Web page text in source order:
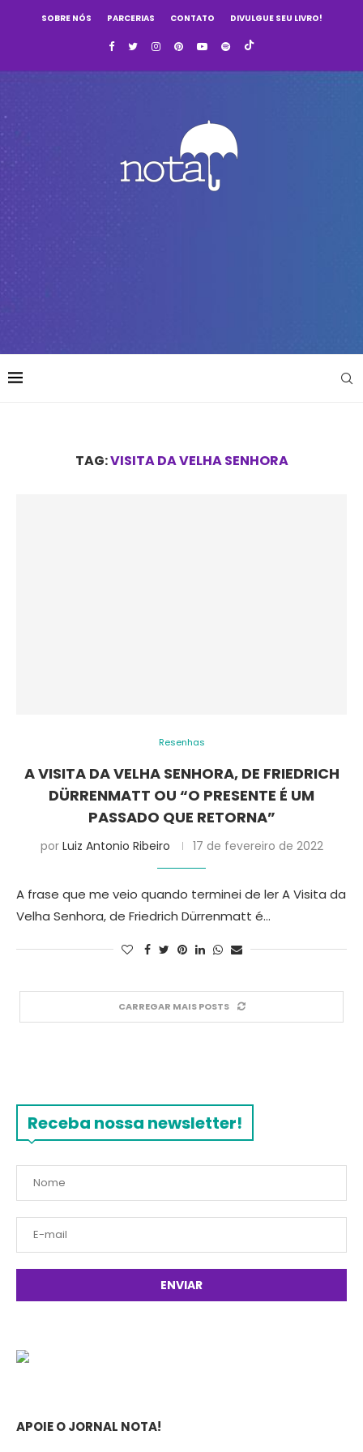
SOBRE NÓS PARCERIAS CONTATO DIVULGUE SEU LIVRO!
TAG:VISITA DA VELHA SENHORA
Resenhas
A VISITA DA VELHA SENHORA, DE FRIEDRICH
DÜRRENMATT OU “O PRESENTE É UM
PASSADO QUE RETORNA”
por Luiz Antonio Ribeiro 17 de fevereiro de 2022
A frase que me veio quando terminei de ler A Visita da
Velha Senhora, de Friedrich Dürrenmatt é…
CARREGAR MAIS POSTS
Receba nossa newsletter!
APOIE O JORNAL NOTA!